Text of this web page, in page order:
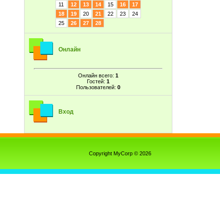
11
12 13 14 15 16
17
18
19 20 21 22 23
24
25
26 27 28
Онлайн
Онлайн всего: 1
Гостей: 1
Пользователей: 0
Вход
Copyright MyCorp © 2026